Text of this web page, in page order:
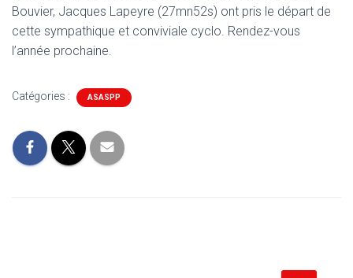
Bouvier, Jacques Lapeyre (27mn52s) ont pris le départ de
cette sympathique et conviviale cyclo. Rendez-vous
l’année prochaine.
Catégories : ASASPP